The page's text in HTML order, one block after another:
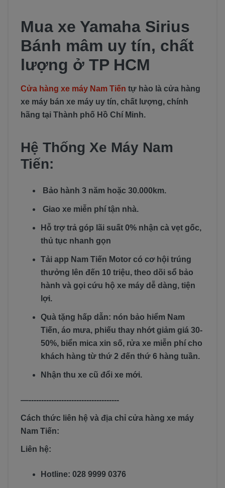
Mua xe Yamaha Sirius
Bánh mâm uy tín, chất
lượng ở TP HCM
Cửa hàng xe máy Nam Tiến tự hào là cửa hàng
xe máy bán xe máy uy tín, chất lượng, chính
hãng tại Thành phố Hồ Chí Minh.
Hệ Thống Xe Máy Nam
Tiến:
Bảo hành 3 năm hoặc 30.000km.
Giao xe miễn phí tận nhà.
Hỗ trợ trả góp lãi suất 0% nhận cà vẹt gốc,
thủ tục nhanh gọn
Tải app Nam Tiến Motor có cơ hội trúng
thưởng lên đến 10 triệu, theo dõi sổ bảo
hành và gọi cứu hộ xe máy dễ dàng, tiện
lợi.
Quà tặng hấp dẫn: nón bảo hiểm Nam
Tiến, áo mưa, phiếu thay nhớt giảm giá 30-
50%, biển mica xin số, rửa xe miễn phí cho
khách hàng từ thứ 2 đến thứ 6 hàng tuần.
Nhận thu xe cũ đổi xe mới.
—------------------------------------
Cách thức liên hệ và địa chỉ cửa hàng xe máy
Nam Tiến:
Liên hệ:
Hotline: 028 9999 0376